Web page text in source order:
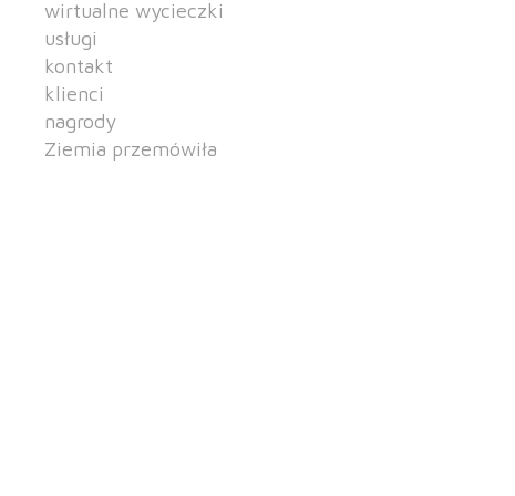
wirtualne wycieczki
usługi
kontakt
klienci
nagrody
Ziemia przemówiła